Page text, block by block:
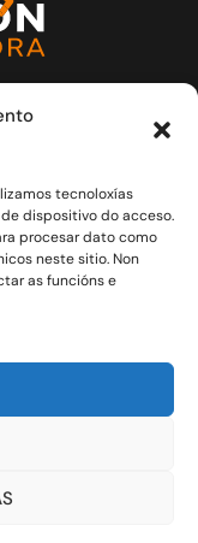
tecnoloxías
dispositivo do acceso.
procesar dato como
neste sitio. Non
as funcións e